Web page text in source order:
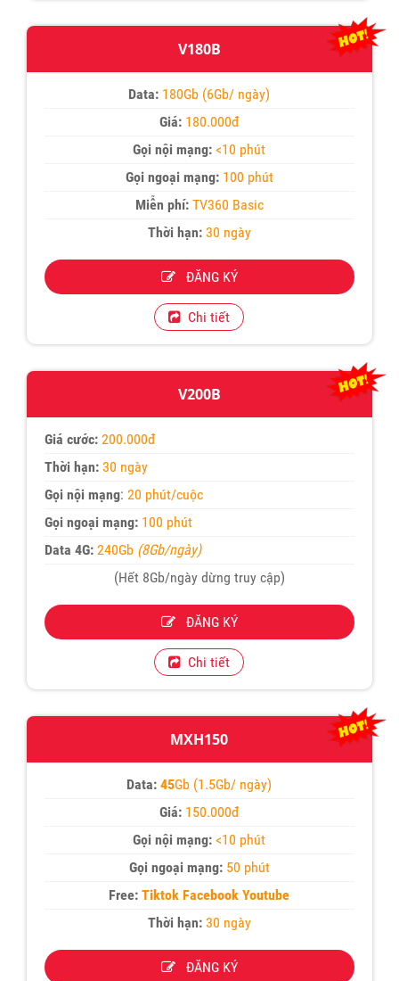
V180B
Data: 180Gb (6Gb/ ngày)
Giá: 180.000đ
Gọi nội mạng:<10 phút
Gọi ngoại mạng: 100 phút
Miễn phí: TV360 Basic
Thời hạn:30 ngày
ĐĂNG KÝ
Chi tiết
V200B
Giá cước: 200.000đ
Thời hạn: 30 ngày
Gọi nội mạng:20 phút/cuộc
Gọi ngoại mạng: 100 phút
Data 4G: 240Gb (8Gb/ngày)
(Hết 8Gb/ngày dừng truy cập)
ĐĂNG KÝ
Chi tiết
MXH150
Data: 45Gb (1.5Gb/ ngày)
Giá: 150.000đ
Gọi nội mạng:<10 phút
Gọi ngoại mạng: 50 phút
Free:Tiktok Facebook Youtube
Thời hạn:30 ngày
ĐĂNG KÝ